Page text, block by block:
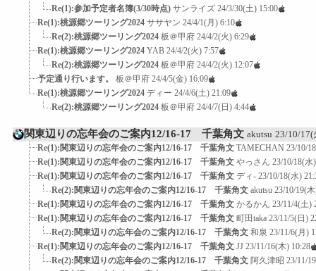
Re(1):参加予定者名簿(3/30時点) サンライズ 24/3/30(土) 15:00
Re(1):桃源郷ツーリング2024 ササヤン 24/4/1(月) 6:10
Re(2):桃源郷ツーリング2024 板＠甲府 24/4/2(火) 6:29
Re(1):桃源郷ツーリング2024 YAB 24/4/2(火) 7:57
Re(2):桃源郷ツーリング2024 板＠甲府 24/4/2(火) 12:07
予定通り行います。
板＠甲府 24/4/5(金) 16:09
Re(1):桃源郷ツーリング2024 ディー 24/4/6(土) 21:09
Re(2):桃源郷ツーリング2024 板＠甲府 24/4/7(日) 4:44
関東辺りの忘年会のご案内12/16-17 千葉角文 akutsu 23/10/17(
Re(1):関東辺りの忘年会のご案内12/16-17 千葉角文 TAMECHAN 23/10/
Re(1):関東辺りの忘年会のご案内12/16-17 千葉角文 やっさん 23/10/18(水
Re(1):関東辺りの忘年会のご案内12/16-17 千葉角文 ディ- 23/10/18(水)
Re(2):関東辺りの忘年会のご案内12/16-17 千葉角文 akutsu 23/10/19(
Re(1):関東辺りの忘年会のご案内12/16-17 千葉角文 かるかん 23/11/4(土)
Re(1):関東辺りの忘年会のご案内12/16-17 千葉角文 町田taka 23/11/5(日)
Re(2):関東辺りの忘年会のご案内12/16-17 千葉角文 和泉 23/11/6(月)
Re(1):関東辺りの忘年会のご案内12/16-17 千葉角文 JJ 23/11/16(木) 10:28
Re(2):関東辺りの忘年会のご案内12/16-17 千葉角文 阿久津昭 23/11/